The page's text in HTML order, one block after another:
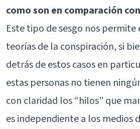
como son en comparación
Este tipo de sesgo nos
teorías de la conspiración, si
detrás de estos casos en
estas personas no tienen
con claridad los “hilos” que
es independiente a los medios